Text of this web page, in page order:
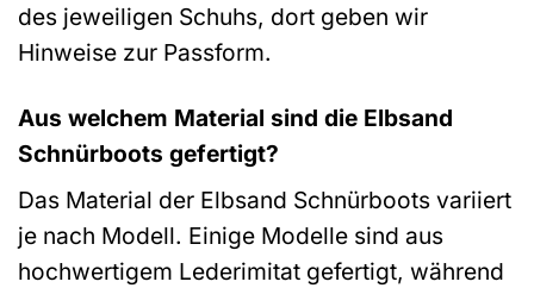
des jeweiligen Schuhs, dort geben wir
Hinweise zur Passform.
Aus welchem Material sind die Elbsand
Schnürboots gefertigt?
Das Material der Elbsand Schnürboots variiert
je nach Modell. Einige Modelle sind aus
hochwertigem Lederimitat gefertigt, während